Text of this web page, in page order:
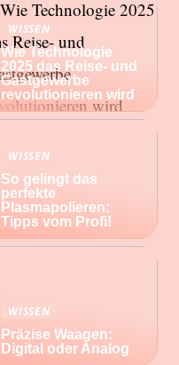
WISSEN
Wie Technologie
2025 das Reise- und
Gastgewerbe
revolutionieren wird
WISSEN
So gelingt das
perfekte
Plasmapolieren:
Tipps vom Profi!
WISSEN
Präzise Waagen:
Digital oder Analog